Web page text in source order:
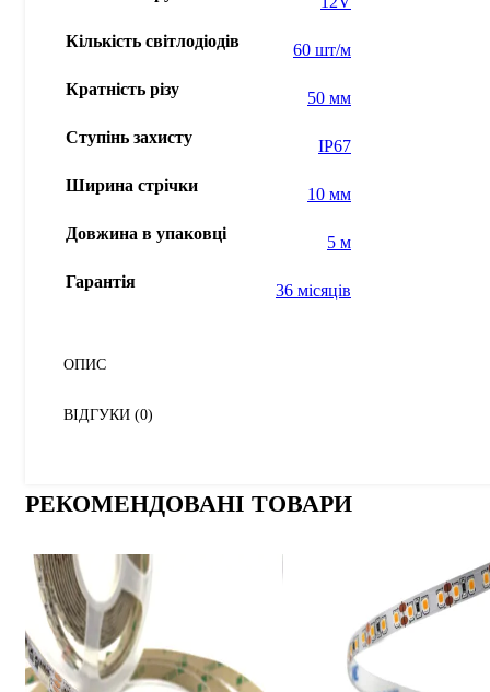
Кількість світлодіодів 60 шт/м
Кратність різу 50 мм
Ступінь захисту IP67
Ширина стрічки 10 мм
Довжина в упаковці 5 м
Гарантія 36 місяців
ОПИС
ВІДГУКИ (0)
РЕКОМЕНДОВАНІ ТОВАРИ